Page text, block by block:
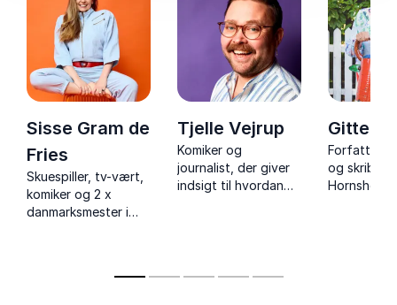
Sisse Gram de
Fries
Skuespiller, tv-vært,
komiker og 2 x
danmarksmester i
Tjelle Vejrup
Komiker og
journalist, der giver
indsigt til hvordan
Gitte
Forfatter,
og
Hornshøj